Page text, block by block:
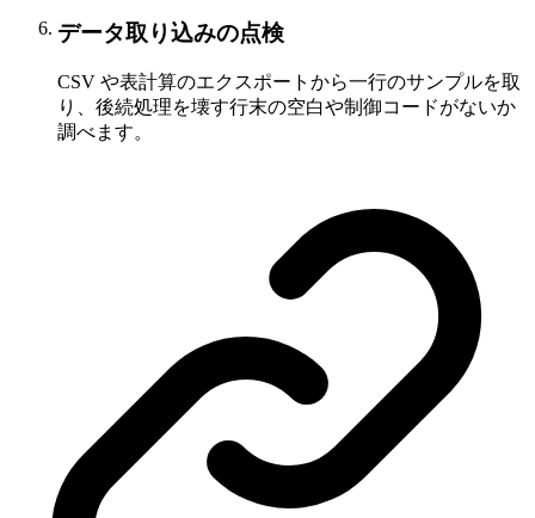
データ取り込みの点検
CSV や表計算のエクスポートから一行のサンプルを取
り、後続処理を壊す行末の空白や制御コードがないか
調べます。